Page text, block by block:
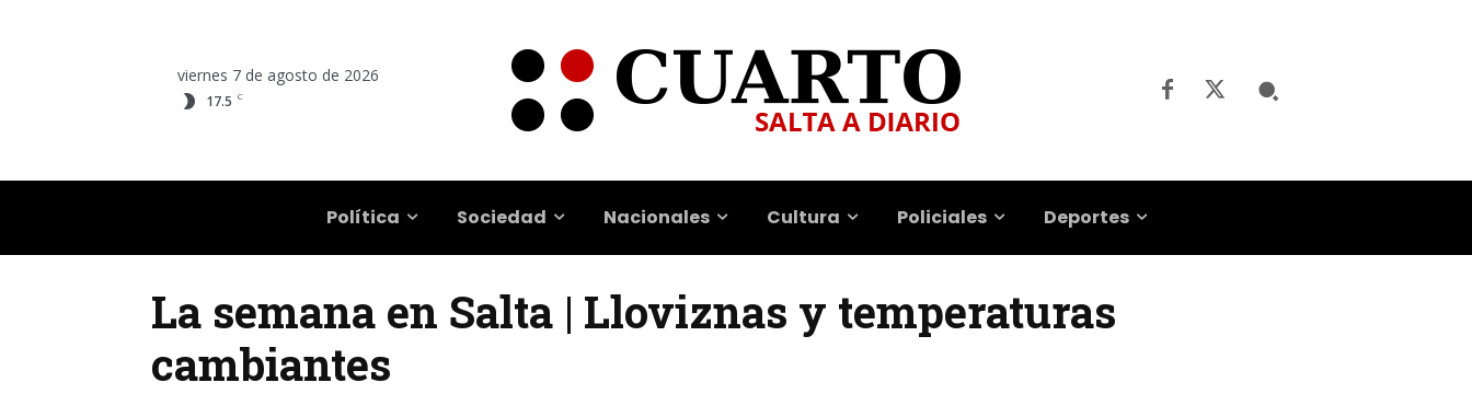
viernes 7 de agosto de 2026
17.5 C
Política Sociedad Nacionales Cultura Policiales Deportes
La semana en Salta | Lloviznas y temperaturas
cambiantes